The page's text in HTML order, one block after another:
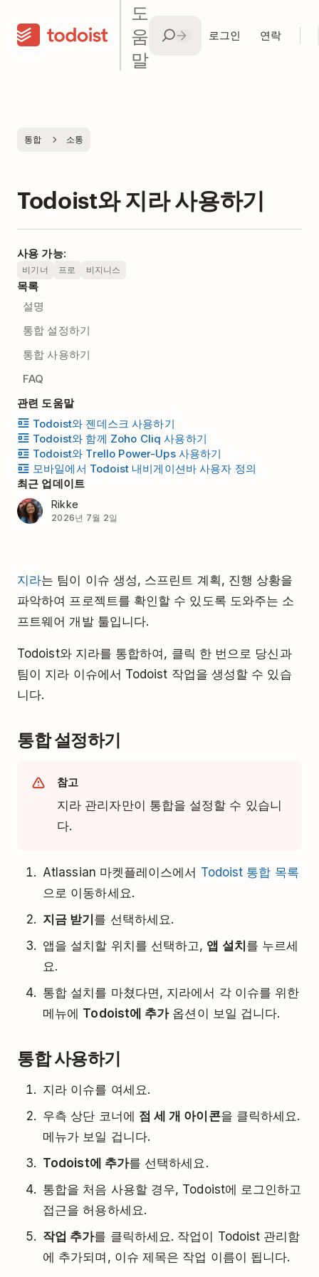
도
움
말
로그인 연락
통합 소통
Todoist와 지라 사용하기
사용 가능:
비기너 프로 비지니스
목록
설명
통합 설정하기
통합 사용하기
FAQ
관련 도움말
Todoist와 젠데스크 사용하기
Todoist와 함께 Zoho Cliq 사용하기
Todoist와 Trello Power-Ups 사용하기
모바일에서 Todoist 내비게이션바 사용자 정의
최근 업데이트
Rikke
2026년 7월 2일
지라는 팀이 이슈 생성, 스프린트 계획, 진행 상황을
파악하여 프로젝트를 확인할 수 있도록 도와주는 소
프트웨어 개발 툴입니다.
Todoist와 지라를 통합하여, 클릭 한 번으로 당신과
팀이 지라 이슈에서 Todoist 작업을 생성할 수 있습
니다.
통합 설정하기
참고
지라 관리자만이 통합을 설정할 수 있습니
다.
Atlassian 마켓플레이스에서 Todoist 통합 목록
으로 이동하세요.
지금 받기 를 선택하세요.
앱을 설치할 위치를 선택하고, 앱 설치 를 누르세
요.
통합 설치를 마쳤다면, 지라에서 각 이슈를 위한
메뉴에 Todoist에 추가옵션이 보일 겁니다.
통합 사용하기
지라 이슈를 여세요.
우측 상단 코너에 점 세 개 아이콘을 클릭하세요.
메뉴가 보일 겁니다.
Todoist에 추가를 선택하세요.
통합을 처음 사용할 경우, Todoist에 로그인하고
접근을 허용하세요.
작업 추가를 클릭하세요. 작업이 Todoist 관리함
에 추가되며, 이슈 제목은 작업 이름이 됩니다.